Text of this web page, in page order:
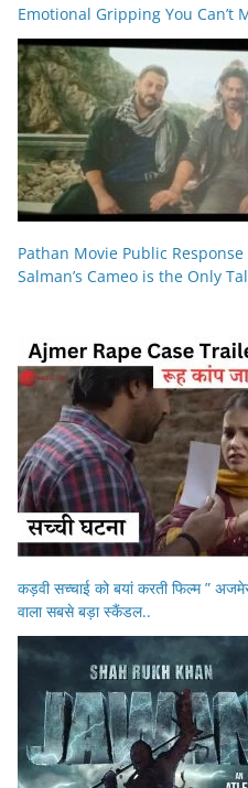
Emotional Gripping You Can’t
Pathan Movie Public Response
Salman’s Cameo is the Only
कड़वी सच्चाई को बयां करती फिल्म ”
वाला सबसे बड़ा स्कैंडल..